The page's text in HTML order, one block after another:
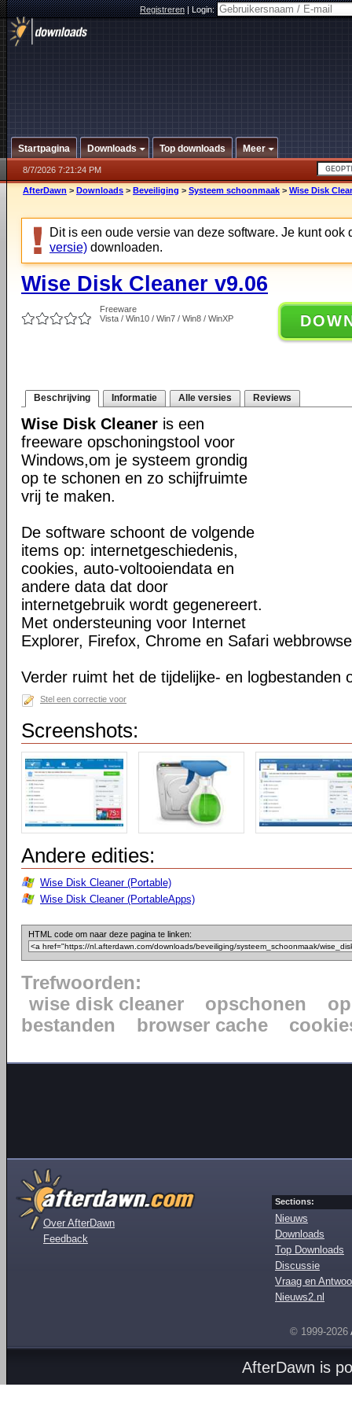
Registreren|Login:
Startpagina Downloads Top downloads Meer
8/7/2026 7:21:24 PM
AfterDawn > Downloads > Beveiliging > Systeem schoonmaak > Wise Disk
Dit is een oude versie van deze software. Je kunt ook
versie) downloaden.
Wise Disk Cleaner v9.06
Freeware
Vista / Win10 / Win7 / Win8 / WinXP
Beschrijving Informatie Alle versies Reviews
Wise Disk Cleaner is een
freeware opschoningstool voor
Windows,om je systeem grondig
op te schonen en zo schijfruimte
vrij te maken.
De software schoont de volgende
items op: internetgeschiedenis,
cookies, auto-voltooiendata en
andere data dat door
internetgebruik wordt gegenereert.
Met ondersteuning voor Internet
Explorer, Firefox, Chrome en Safari
Verder ruimt het de tijdelijke- en logbestanden
Stel een correctie voor
Screenshots:
Andere edities:
Wise Disk Cleaner (Portable)
Wise Disk Cleaner (PortableApps)
HTML code om naar deze pagina te linken:
Trefwoorden:
wise disk cleaner
opschonen
bestanden
browser cache
Over AfterDawn
Feedback
Sections:
Nieuws
Downloads
Top Downloads
Discussie
Vraag en
Nieuws2.nl
© 1999-2026
AfterDawn is